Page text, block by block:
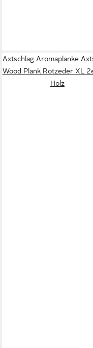
Axtschlag Aromaplanke
Wood Plank Rotzeder XL
Holz